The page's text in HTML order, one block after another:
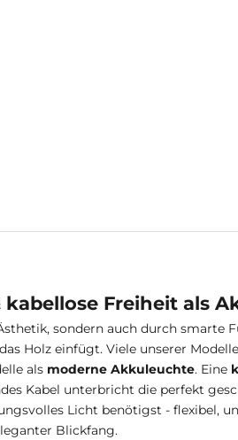
Freiheit als
sondern auch durch smarte
Holz einfügt. Viele unserer
als moderne Akkuleuchte. Eine
Kabel unterbricht die perfekt
Licht benötigst - flexibel,
Blickfang.